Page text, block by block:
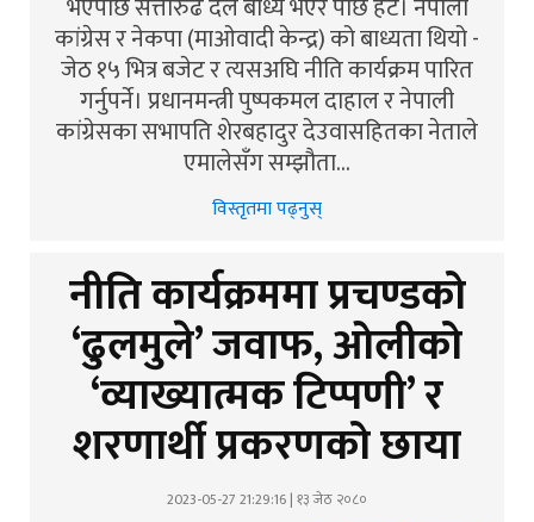
भएपछि सत्तारुढ दल बाध्य भएर पछि हटे। नेपाली
कांग्रेस र नेकपा (माओवादी केन्द्र) को बाध्यता थियो -
जेठ १५ भित्र बजेट र त्यसअघि नीति कार्यक्रम पारित
गर्नुपर्ने। प्रधानमन्त्री पुष्पकमल दाहाल र नेपाली
कांग्रेसका सभापति शेरबहादुर देउवासहितका नेताले
एमालेसँग सम्झौता…
विस्तृतमा पढ्नुस्
नीति कार्यक्रममा प्रचण्डको
‘ढुलमुले’ जवाफ, ओलीको
‘व्याख्यात्मक टिप्पणी’ र
शरणार्थी प्रकरणको छाया
2023-05-27 21:29:16 | १३ जेठ २०८०